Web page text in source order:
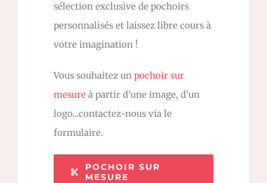
sélection exclusive de pochoirs
personnalisés et laissez libre cours à
votre imagination !
Vous souhaitez un pochoir sur
mesure à partir d’une image, d’un
logo…contactez-nous via le
formulaire.
POCHOIR SUR
MESURE